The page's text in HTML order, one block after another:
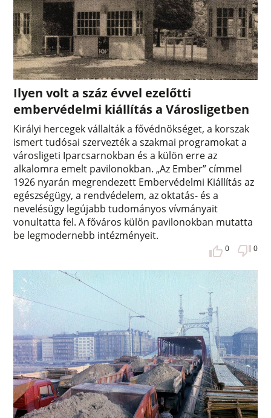
Ilyen volt a száz évvel ezelőtti
embervédelmi kiállítás a Városligetben
Királyi hercegek vállalták a fővédnökséget, a korszak
ismert tudósai szervezték a szakmai programokat a
városligeti Iparcsarnokban és a külön erre az
alkalomra emelt pavilonokban. „Az Ember” címmel
1926 nyarán megrendezett Embervédelmi Kiállítás az
egészségügy, a rendvédelem, az oktatás- és a
nevelésügy legújabb tudományos vívmányait
vonultatta fel. A főváros külön pavilonokban mutatta
be legmodernebb intézményeit.
0 0